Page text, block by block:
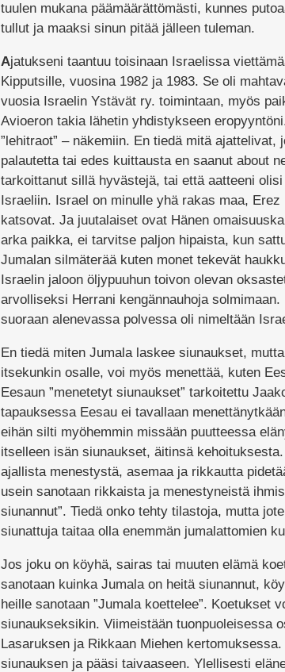
tuulen mukana päämäärättömästi, kunnes
tullut ja maaksi sinun pitää jälleen tuleman.
Ajatukseni taantuu toisinaan Israelissa
Kipputsille, vuosina 1982 ja 1983. Se oli
vuosia Israelin Ystävät ry. toimintaan, myös
Avioeron takia lähetin yhdistykseen
”lehitraot” – näkemiin. En tiedä mitä
palautetta tai edes kuittausta en saanut about
tarkoittanut sillä hyvästejä, tai että aatteeni
Israeliin. Israel on minulle yhä rakas maa,
katsovat. Ja juutalaiset ovat Hänen
arka paikka, ei tarvitse paljon hipaista, kun
Jumalan silmäterää kuten monet tekevät
Israelin jaloon öljypuuhun toivon olevan
arvolliseksi Herrani kengännauhoja
suoraan alenevassa polvessa oli nimeltään
En tiedä miten Jumala laskee siunaukset,
itsekunkin osalle, voi myös menettää, kuten
Eesaun ”menetetyt siunaukset” tarkoitettu
tapauksessa Eesau ei tavallaan
eihän silti myöhemmin missään puutteessa
itselleen isän siunaukset, äitinsä
ajallista menestystä, asemaa ja rikkautta
usein sanotaan rikkaista ja menestyneistä
siunannut”. Tiedä onko tehty tilastoja, mutta
siunattuja taitaa olla enemmän jumalattomien
Jos joku on köyhä, sairas tai muuten elämä
sanotaan kuinka Jumala on heitä siunannut,
heille sanotaan ”Jumala koettelee”. Koetukset
siunaukseksikin. Viimeistään tuonpuoleisessa
Lasaruksen ja Rikkaan Miehen
siunauksen ja pääsi taivaaseen. Ylellisesti